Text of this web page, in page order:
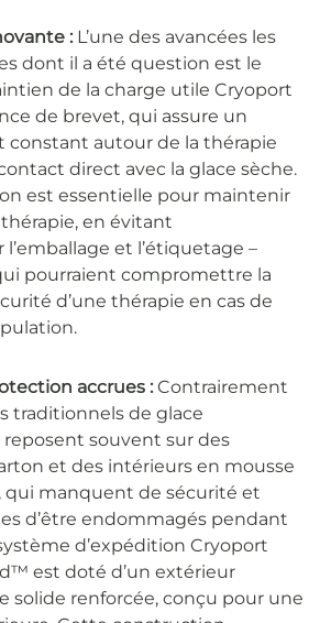
: L’une des avancées les
dont il a été question est le
de la charge utile Cryoport
de brevet, qui assure un
constant autour de la thérapie
direct avec la glace sèche.
est essentielle pour maintenir
thérapie, en évitant
et l’étiquetage –
pourraient compromettre la
d’une thérapie en cas de
accrues : Contrairement
traditionnels de glace
souvent sur des
et des intérieurs en mousse
qui manquent de sécurité et
d’être endommagés pendant
d’expédition Cryoport
est doté d’un extérieur
solide renforcée, conçu pour une